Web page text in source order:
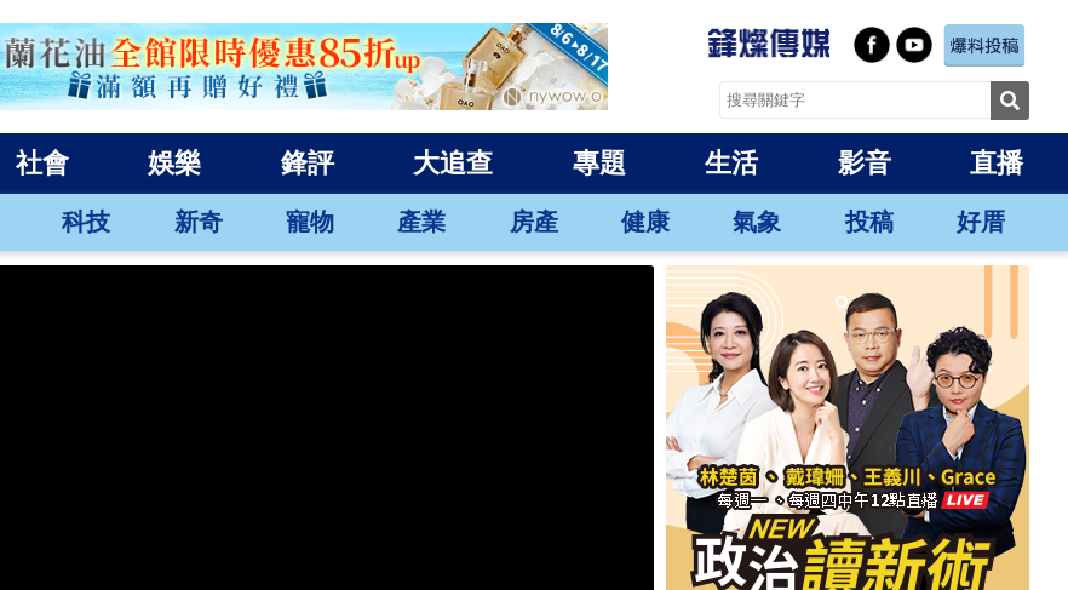
社會 娛樂 鋒評 大追查 專題 生活 影音 直播
科技 新奇 寵物 產業 房產 健康 氣象 投稿 好厝